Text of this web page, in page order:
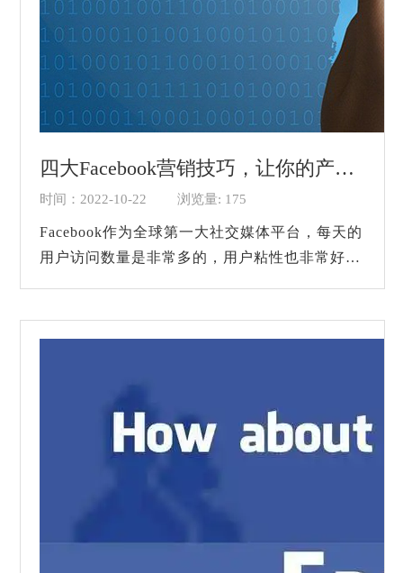
四大Facebook营销技巧，让你的产品脱颖而出！
时间：2022-10-22 浏览量: 175
Facebook作为全球第一大社交媒体平台，每天的
用户访问数量是非常多的，用户粘性也非常好，